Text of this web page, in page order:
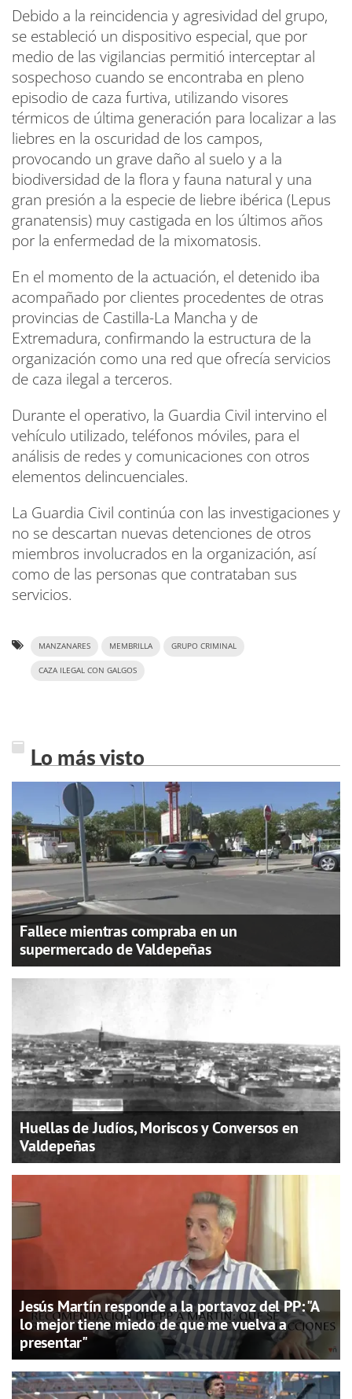
Debido a la reincidencia y agresividad del grupo,
se estableció un dispositivo especial, que por
medio de las vigilancias permitió interceptar al
sospechoso cuando se encontraba en pleno
episodio de caza furtiva, utilizando visores
térmicos de última generación para localizar a las
liebres en la oscuridad de los campos,
provocando un grave daño al suelo y a la
biodiversidad de la flora y fauna natural y una
gran presión a la especie de liebre ibérica (Lepus
granatensis) muy castigada en los últimos años
por la enfermedad de la mixomatosis.
En el momento de la actuación, el detenido iba
acompañado por clientes procedentes de otras
provincias de Castilla-La Mancha y de
Extremadura, confirmando la estructura de la
organización como una red que ofrecía servicios
de caza ilegal a terceros.
Durante el operativo, la Guardia Civil intervino el
vehículo utilizado, teléfonos móviles, para el
análisis de redes y comunicaciones con otros
elementos delincuenciales.
La Guardia Civil continúa con las investigaciones y
no se descartan nuevas detenciones de otros
miembros involucrados en la organización, así
como de las personas que contrataban sus
servicios.
MANZANARES MEMBRILLA GRUPO CRIMINAL
CAZA ILEGAL CON GALGOS
Lo más visto
Fallece mientras compraba en un
supermercado de Valdepeñas
Huellas de Judíos, Moriscos y Conversos en
Valdepeñas
Jesús Martín responde a la portavoz del PP: "A
lo mejor tiene miedo de que me vuelva a
presentar"